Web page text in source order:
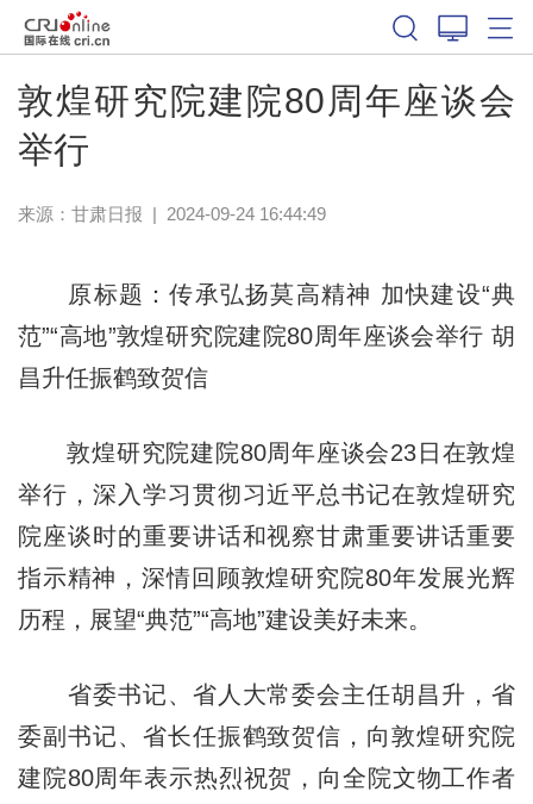
敦煌研究院建院80周年座谈会
举行
来源： 甘肃日报 | 2024-09-24 16:44:49
原标题：传承弘扬莫高精神 加快建设“典
范”“高地”敦煌研究院建院80周年座谈会举行 胡
昌升任振鹤致贺信
敦煌研究院建院80周年座谈会23日在敦煌
举行，深入学习贯彻习近平总书记在敦煌研究
院座谈时的重要讲话和视察甘肃重要讲话重要
指示精神，深情回顾敦煌研究院80年发展光辉
历程，展望“典范”“高地”建设美好未来。
省委书记、省人大常委会主任胡昌升，省
委副书记、省长任振鹤致贺信，向敦煌研究院
建院80周年表示热烈祝贺，向全院文物工作者